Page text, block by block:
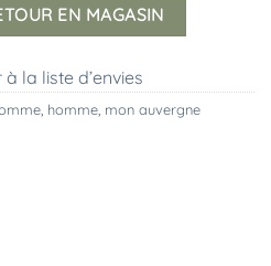
EN MAGASIN
la liste d’envies
, homme, mon auvergne